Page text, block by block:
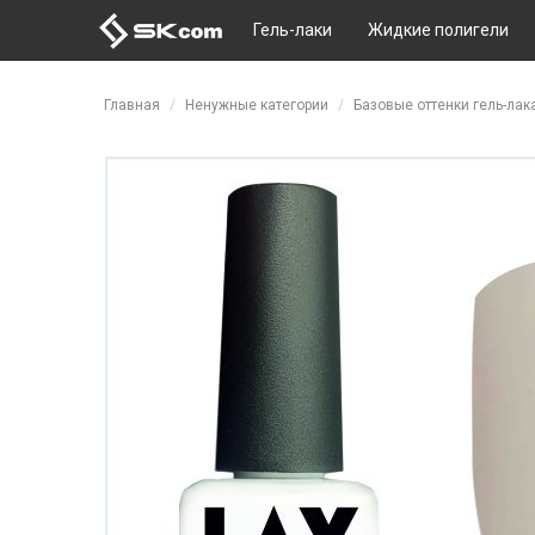
Гель-лаки Жидкие полигели
Главная Ненужные категории Базовые оттенки гель-